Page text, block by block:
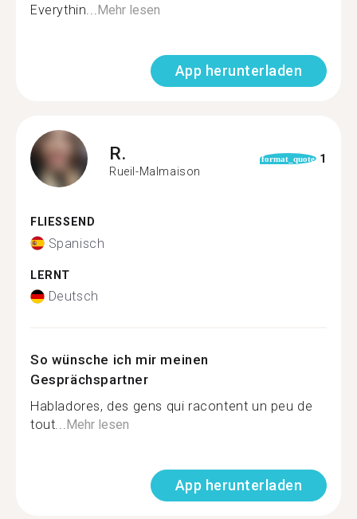
Everythin...Mehr lesen
App herunterladen
R.
Rueil-Malmaison
format_quote 1
FLIESSEND
Spanisch
LERNT
Deutsch
So wünsche ich mir meinen
Gesprächspartner
Habladores, des gens qui racontent un peu de
tout...Mehr lesen
App herunterladen